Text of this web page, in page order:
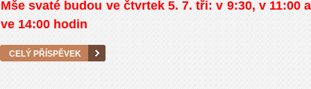
Mše svaté budou ve čtvrtek 5. 7. tři: v 9:30, v 11:00 a
ve 14:00 hodin
CELÝ PŘÍSPĚVEK